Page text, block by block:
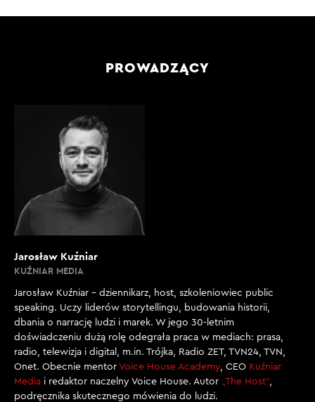
PROWADZĄCY
Jarosław Kuźniar
KUŹNIAR MEDIA
Jarosław Kuźniar – dziennikarz, host, szkoleniowiec public
speaking. Uczy liderów storytellingu, budowania historii,
dbania o narrację ludzi i marek. W jego 30-letnim
doświadczeniu dużą rolę odegrała praca w mediach: prasa,
radio, telewizja i digital, m.in. Trójka, Radio ZET, TVN24, TVN,
Onet. Obecnie mentor Voice House Academy, CEO Kuźniar
Media i redaktor naczelny Voice House. Autor „The Host”,
podręcznika skutecznego mówienia do ludzi.